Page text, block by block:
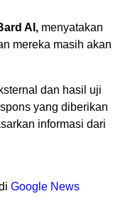
AI, menyatakan
mereka masih akan
dan hasil uji
yang diberikan
informasi dari
Google News